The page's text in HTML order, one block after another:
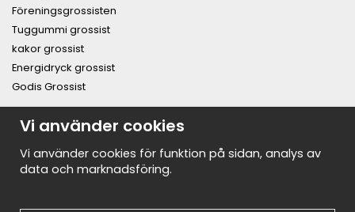
Föreningsgrossisten
Tuggummi grossist
kakor grossist
Energidryck grossist
Godis Grossist
PRENUMERERA PÅ NYHETSBREVET FÖR VÅRA BÄSTA
ERBJUDANDEN OCH NYHETER!
E-
postadress
Vi använder cookies
Vi använder cookies för funktion på sidan, analys av
data och marknadsföring.